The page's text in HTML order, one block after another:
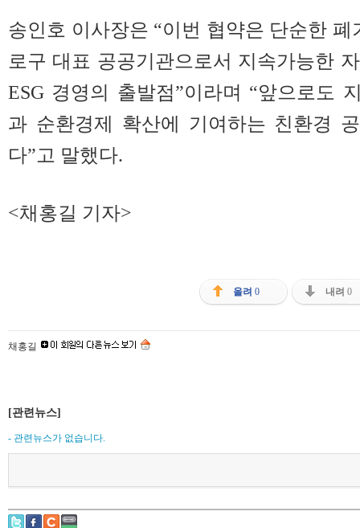
송인호 이사장은 “이번 협약은 단순한
로구 대표 공공기관으로서 지속가능한
ESG 경영의 출발점”이라며 “앞으로도
과 순환경제 확산에 기여하는 친환경
다”고 말했다.
<채홍길 기자>
올려 0 내려 0
채홍길
[관련뉴스]
- 관련뉴스가 없습니다.